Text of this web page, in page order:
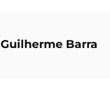
Guilherme Barra